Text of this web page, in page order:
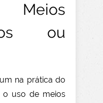
ou
na prática do
o uso de meios